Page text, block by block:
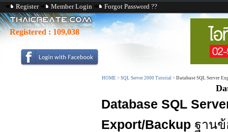
Register Member Login Forgot Password ??
Registered : 109,038
HOME > SQL Server 2000 Tutorial > Database SQL Server
Database SQL
Export/Backup ฐาน